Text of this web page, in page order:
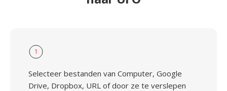
1
Selecteer bestanden van Computer, Google
Drive, Dropbox, URL of door ze te verslepen